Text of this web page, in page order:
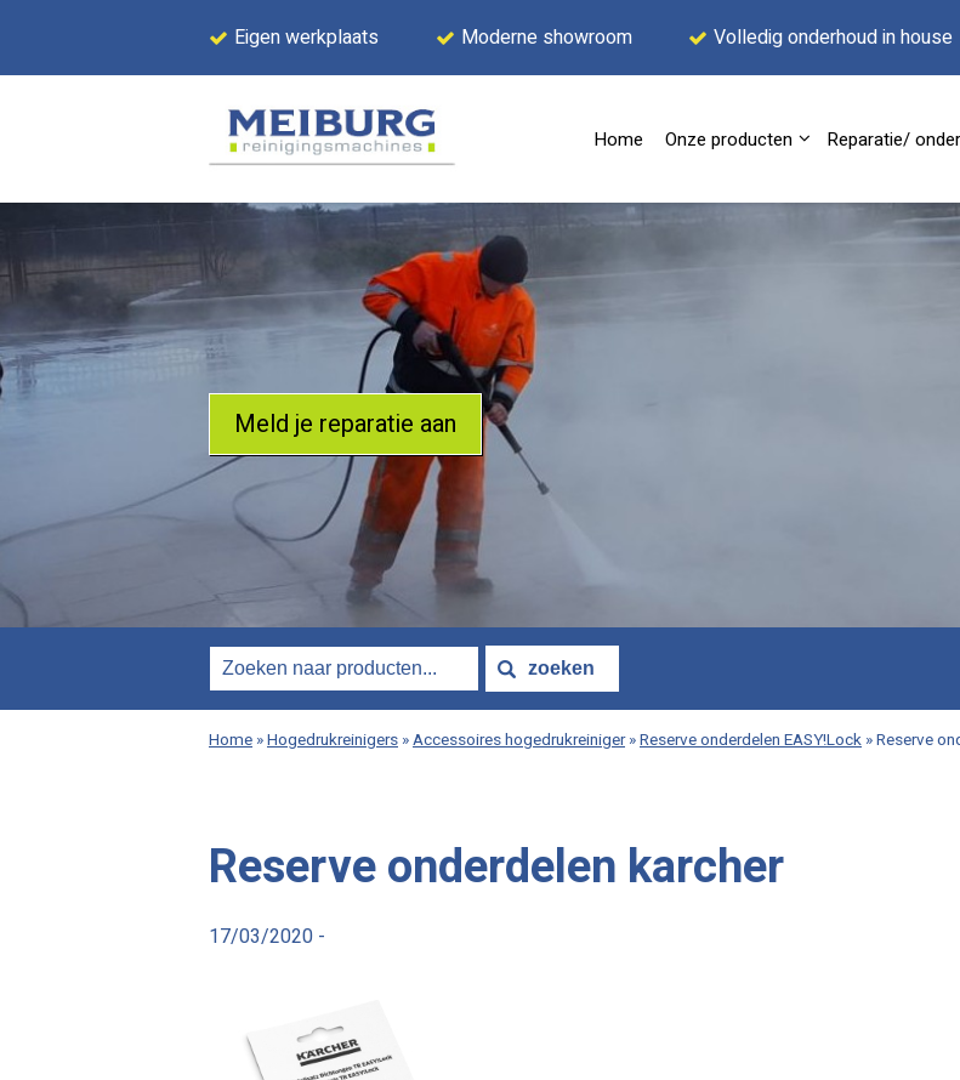
Eigen werkplaats Moderne showroom Volledig onderhoud in house
Home Onze producten Reparatie/
Meld je reparatie aan
Home »Hogedrukreinigers »Accessoires hogedrukreiniger»Reserve onderdelen EASY!Lock »Reserve
Reserve onderdelen karcher
17/03/2020 -